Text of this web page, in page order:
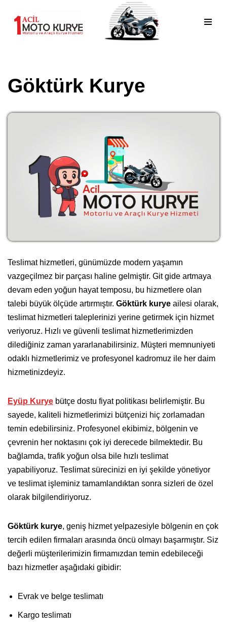
İçeriğe
Göktürk Kurye
Teslimat hizmetleri, günümüzde modern yaşamın
vazgeçilmez bir parçası haline gelmiştir. Git gide artmaya
devam eden yoğun hayat temposu, bu hizmetlere olan
talebi büyük ölçüde artırmıştır. Göktürk kurye ailesi olarak,
teslimat hizmetleri taleplerinizi yerine getirmek için hizmet
veriyoruz. Hızlı ve güvenli teslimat hizmetlerimizden
dilediğiniz zaman yararlanabilirsiniz. Müşteri memnuniyeti
odaklı hizmetlerimiz ve profesyonel kadromuz ile her daim
hizmetinizdeyiz.
Eyüp Kurye bütçe dostu fiyat politikası belirlemiştir. Bu
sayede, kaliteli hizmetlerimizi bütçenizi hiç zorlamadan
temin edebilirsiniz. Profesyonel ekibimiz, bölgenin ve
çevrenin her noktasını çok iyi derecede bilmektedir. Bu
bağlamda, trafik yoğun olsa bile hızlı teslimat
yapabiliyoruz. Teslimat sürecinizi en iyi şekilde yönetiyor
ve teslimat işleminiz tamamlandıktan sonra sizleri de özel
olarak bilgilendiriyoruz.
Göktürk kurye, geniş hizmet yelpazesiyle bölgenin en çok
tercih edilen firmaları arasında öncü olmayı başarmıştır. Siz
değerli müşterilerimizin firmamızdan temin edebileceği
bazı hizmetler aşağıdaki gibidir:
Evrak ve belge teslimatı
Kargo teslimatı